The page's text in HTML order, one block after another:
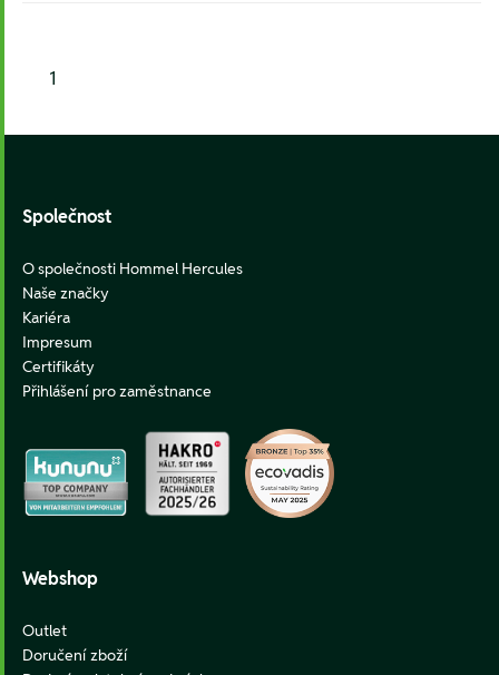
1
Společnost
O společnosti Hommel Hercules
Naše značky
Kariéra
Impresum
Certifikáty
Přihlášení pro zaměstnance
Webshop
Outlet
Doručení zboží